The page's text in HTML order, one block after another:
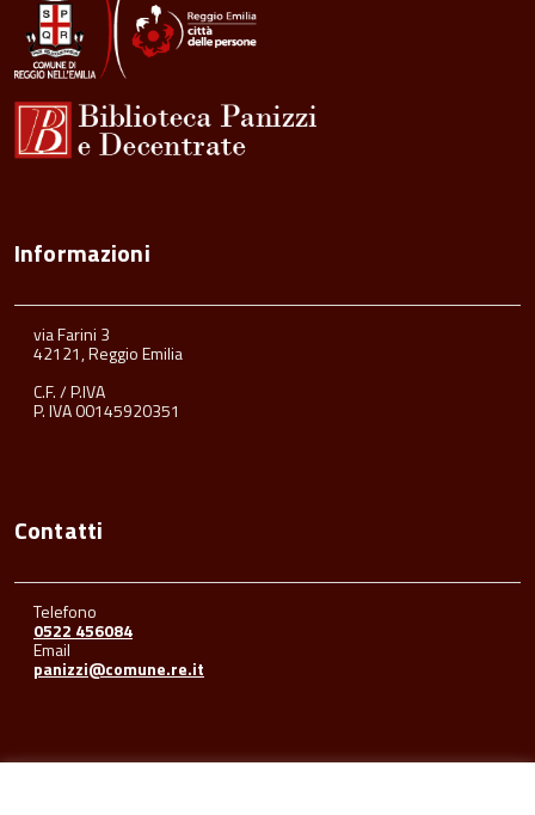
Informazioni
via Farini 3
42121, Reggio Emilia
C.F. / P.IVA
P. IVA 00145920351
Contatti
Telefono
0522 456084
Email
panizzi@comune.re.it